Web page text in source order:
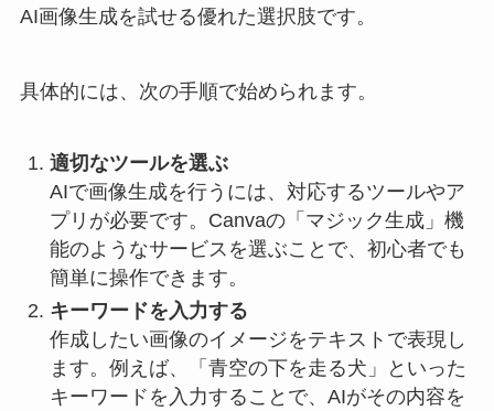
AI画像生成を試せる優れた選択肢です。
具体的には、次の手順で始められます。
適切なツールを選ぶ
AIで画像生成を行うには、対応するツールやア
プリが必要です。Canvaの「マジック生成」機
能のようなサービスを選ぶことで、初心者でも
簡単に操作できます。
キーワードを入力する
作成したい画像のイメージをテキストで表現し
ます。例えば、「青空の下を走る犬」といった
キーワードを入力することで、AIがその内容を